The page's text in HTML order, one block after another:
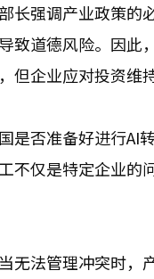
长强调产业政策的
致道德风险。因
企业应对投资维
是否准备好进行AI
不仅是特定企业
法管理冲突时，